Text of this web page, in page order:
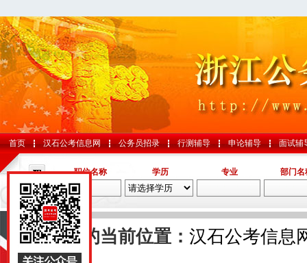
首页 汉石公考信息网 公务员招录 行测辅导 申论辅导 面试辅
职位名称 学历 专业 部门名
导航 您的当前位置： 汉石公考信息